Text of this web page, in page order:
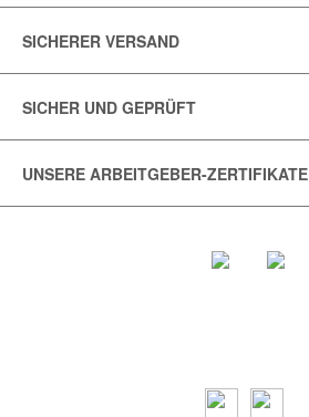
SICHERER VERSAND
SICHER UND GEPRÜFT
UNSERE ARBEITGEBER-ZERTIFIKATE